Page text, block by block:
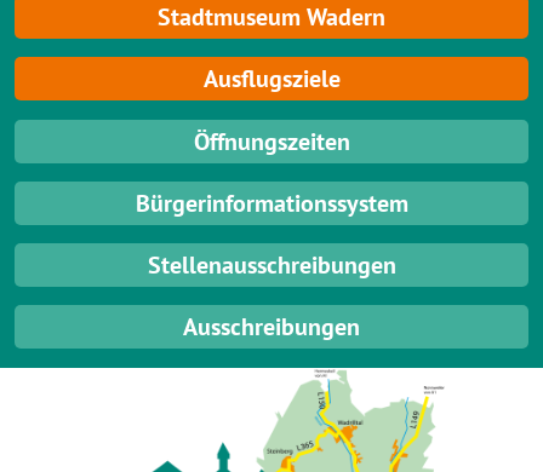
Stadtmuseum Wadern
Ausflugsziele
Öffnungszeiten
Bürgerinformationssystem
Stellenausschreibungen
Ausschreibungen